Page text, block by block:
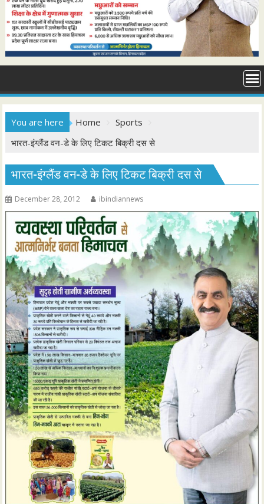
You are here Home
Sports
भारत-इंग्लैंड वन-डे के लिए टिकट बिक्री दस से
भारत-इंग्लैंड वन-डे के लिए टिकट बिक्री दस से
December 28, 2012 ibindiannews